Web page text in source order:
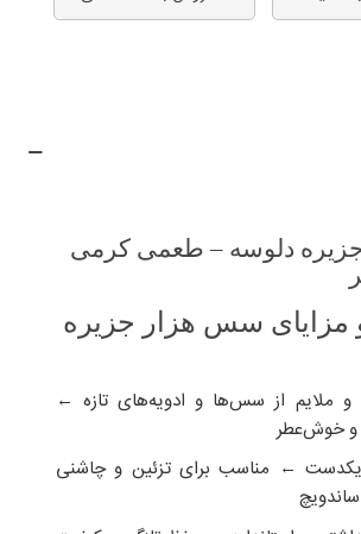
دلوسه – طعمی کرمی
مزایای سس هزار جزیره
و ملایم از سس‌ها و ادویه‌های تازه ←
و خوش‌عطر
← مناسب برای تزئین و چاشنی
ساندویچ